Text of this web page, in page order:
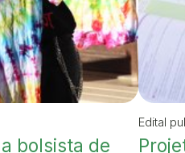
bolsista de
Edital